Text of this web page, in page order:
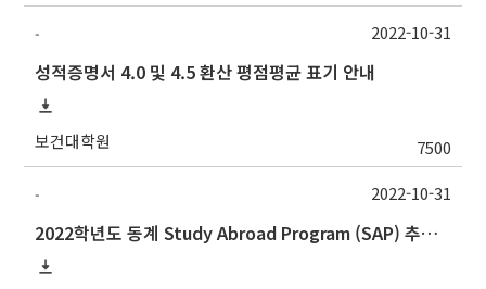
-
성적증명서 4.0 및 4.5 환산 평점평균 표기 안내
보건대학원 7500
2022-10-31
-
2022학년도 동계 Study Abroad Program (SAP) 추가 모집 안내
2022-10-31